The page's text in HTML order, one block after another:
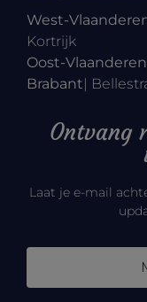
West-
Kortrijk
Oost-Vlaanderen
Brabant|
Ontvang
Laat je e-mail